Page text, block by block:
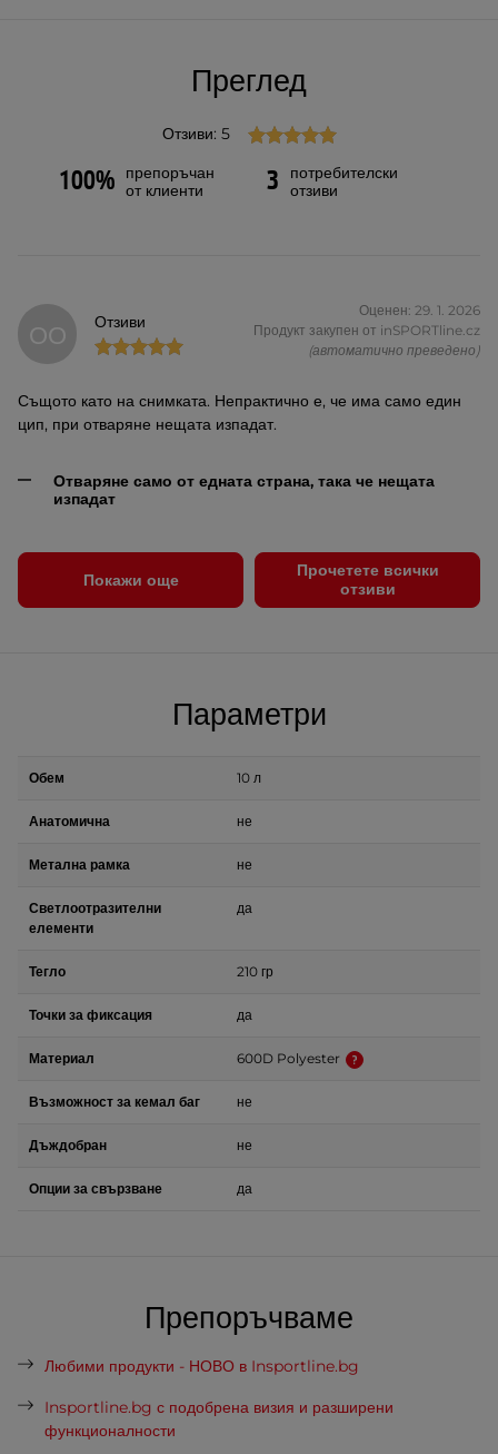
Преглед
Отзиви: 5
100%
препоръчан
от клиенти
3
потребителски
отзиви
ОО Отзиви
Оценен: 29. 1. 2026
Продукт закупен от inSPORTline.cz
(автоматично преведено)
Същото като на снимката. Непрактично е, че има само един
цип, при отваряне нещата изпадат.
Отваряне само от едната страна, така че нещата
изпадат
Покажи още
Прочетете всички
отзиви
Параметри
Обем 10 л
Анатомична не
Метална рамка не
Светлоотразителни
елементи
да
Тегло 210 гр
Точки за фиксация да
Материал 600D Polyester
Възможност за кемал баг не
Дъждобран не
Опции за свързване да
Препоръчваме
Любими продукти - НОВО в Insportline.bg
Insportline.bg с подобрена визия и разширени
функционалности